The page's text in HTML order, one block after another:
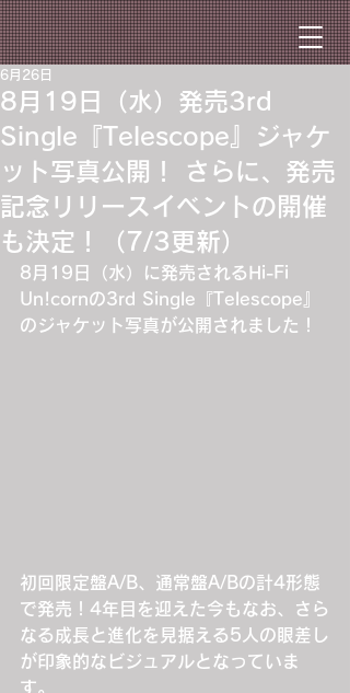
8月19日（水）発売3rd
Single『Telescope』ジャケ
ット写真公開！ さらに、発売
記念リリースイベントの開催
も決定！（7/3更新）
6月26日
8月19日（水）に発売されるHi-Fi
Un!cornの3rd Single『Telescope』
のジャケット写真が公開されました！
初回限定盤A/B、通常盤A/Bの計4形態
で発売！4年目を迎えた今もなお、さら
なる成長と進化を見据える5人の眼差し
が印象的なビジュアルとなっていま
す。